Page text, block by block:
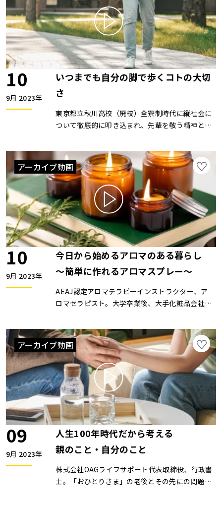
かし、施設の紹介や介護相談、介護グッズの開発
などに取り組み、第８回J300女性起業家アワー
ドで特別賞を受賞。ZOOMセミナーは開催してい
ません。
10
9月 2023年
いつまでも自分の脚で歩くコトの大切
さ
東京都立秋川高校（廃校）全寮制時代に縦社会に
ついて徹底的に叩き込まれ、先輩を敬う精神と時
業後、インテリアメーカーに入社。営業を経て商
品開発本部へ配属、主力のカーテンレールの開発
に17年間従事。その後、新規事業立上げ等を経
て、グループ会社のフジホーム（株）に転籍。
ZOOMセミナーは開催していません。
アーカイブ動画
10
9月 2023年
今日から始めるアロマのある暮らし
～簡単に作れるアロマスプレー～
AEAJ認定アロマテラピーインストラクター、ア
ロマセラピスト。大学卒業後、大手化粧品会社へ
で店長を務めた後、美容専門学校のアロマ講師と
して勤務。出産後、イオンボディの専任講師とし
て「日常にアロマを」をテーマに、子どもから大
人まで気軽に楽しめるアロマライフを提案してい
る。ZOOMセミナーは開催していません。
アーカイブ動画
09
9月 2023年
人生100年時代だから考える
親のこと・自分のこと
株式会社OAGライフサポート代表取締役、行政書
士。「おひとりさま」の老後とその先にの問題解